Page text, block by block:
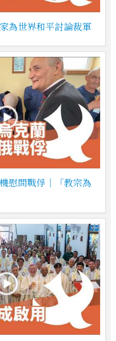
為世界和平討論裁軍
慰問戰俘｜「教宗為